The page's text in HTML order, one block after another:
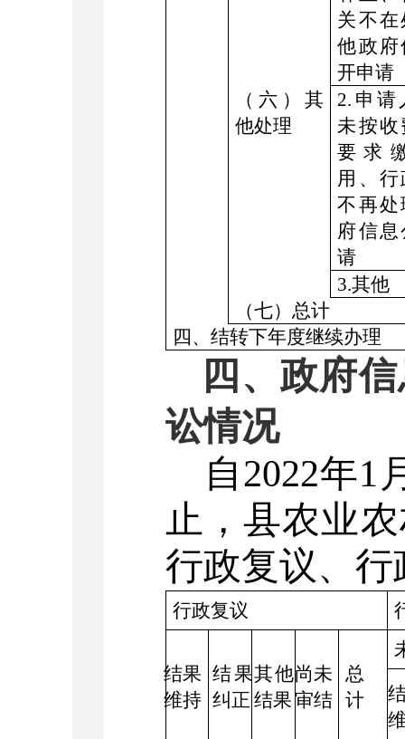
（ 六 ）其
他处理
关不
他政府
开申请
2.申请
未按收
要求
用、
不再处
府信
请
3.其他
（七）总计
四、结转下年度继续办理
四、政府
讼情况
自2022年1
止，县农业
行政复议、行
行政复议
结果
维持
结果
纠正
其他
结果
尚未
审结
总
计